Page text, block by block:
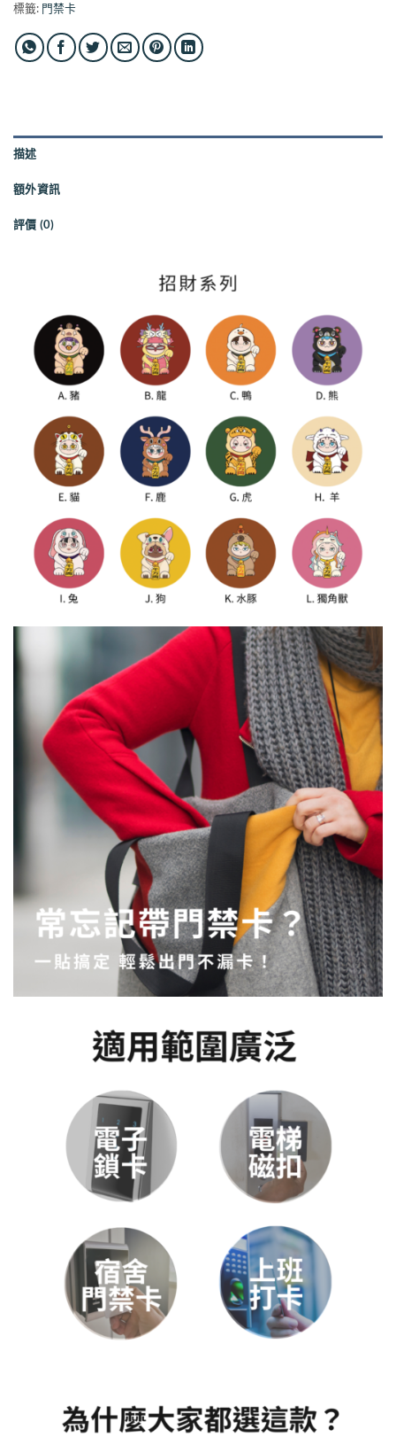
標籤: 門禁卡
描述
額外資訊
評價 (0)